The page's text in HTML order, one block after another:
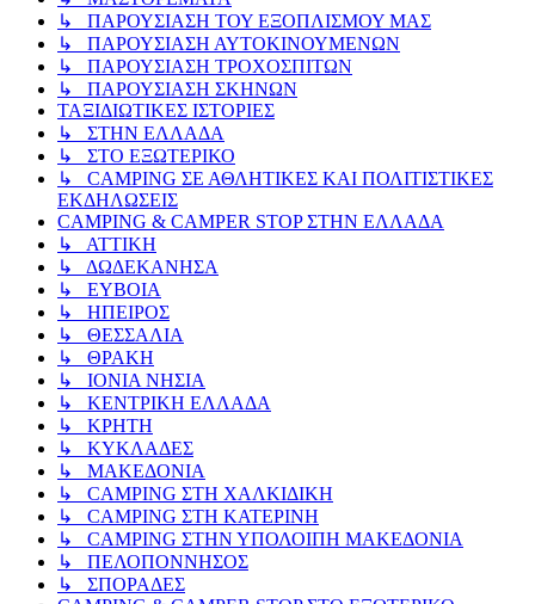
↳ ΠΑΡΟΥΣΙΑΣΗ ΤΟΥ ΕΞΟΠΛΙΣΜΟΥ ΜΑΣ
↳ ΠΑΡΟΥΣΙΑΣΗ ΑΥΤΟΚΙΝΟΥΜΕΝΩΝ
↳ ΠΑΡΟΥΣΙΑΣΗ ΤΡΟΧΟΣΠΙΤΩΝ
↳ ΠΑΡΟΥΣΙΑΣΗ ΣΚΗΝΩΝ
ΤΑΞΙΔΙΩΤΙΚΕΣ ΙΣΤΟΡΙΕΣ
↳ ΣΤΗΝ ΕΛΛΑΔΑ
↳ ΣΤΟ ΕΞΩΤΕΡΙΚΟ
↳ CAMPING ΣΕ ΑΘΛΗΤΙΚΕΣ ΚΑΙ ΠΟΛΙΤΙΣΤΙΚΕΣ
ΕΚΔΗΛΩΣΕΙΣ
CAMPING & CAMPER STOP ΣΤΗN ΕΛΛΑΔΑ
↳ ΑΤΤΙΚΗ
↳ ΔΩΔΕΚΑΝΗΣΑ
↳ ΕΥΒΟΙΑ
↳ ΗΠΕΙΡΟΣ
↳ ΘΕΣΣΑΛΙΑ
↳ ΘΡΑΚΗ
↳ ΙΟΝΙΑ ΝΗΣΙΑ
↳ ΚΕΝΤΡΙΚΗ ΕΛΛΑΔΑ
↳ ΚΡΗΤΗ
↳ ΚΥΚΛΑΔΕΣ
↳ ΜΑΚΕΔΟΝΙΑ
↳ CAMPING ΣΤΗ ΧΑΛΚΙΔΙΚΗ
↳ CAMPING ΣΤΗ ΚΑΤΕΡΙΝΗ
↳ CAMPING ΣΤΗΝ ΥΠΟΛΟΙΠΗ ΜΑΚΕΔΟΝΙΑ
↳ ΠΕΛΟΠΟΝΝΗΣΟΣ
↳ ΣΠΟΡΑΔΕΣ